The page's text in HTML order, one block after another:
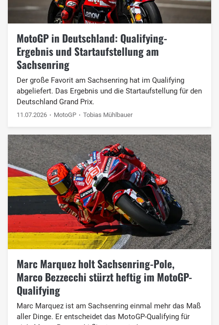
MotoGP in Deutschland: Qualifying-
Ergebnis und Startaufstellung am
Sachsenring
Der große Favorit am Sachsenring hat im Qualifying
abgeliefert. Das Ergebnis und die Startaufstellung für den
Deutschland Grand Prix.
11.07.2026 MotoGP Tobias Mühlbauer
Marc Marquez holt Sachsenring-Pole,
Marco Bezzecchi stürzt heftig im MotoGP-
Qualifying
Marc Marquez ist am Sachsenring einmal mehr das Maß
aller Dinge. Er entscheidet das MotoGP-Qualifying für